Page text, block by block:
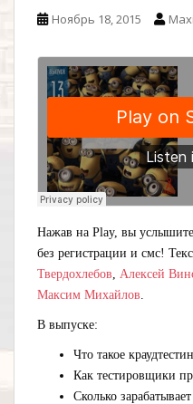
Ноябрь 18, 2015
Нажав на Play, вы услышите
без регистрации и смс!
Твердохлебов, Алексей
Максим Михайлов.
В выпуске:
Что такое
Как тестировщики
Сколько зарабатывает